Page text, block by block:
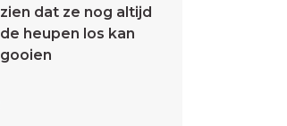
zien dat ze nog altijd
de heupen los kan
gooien